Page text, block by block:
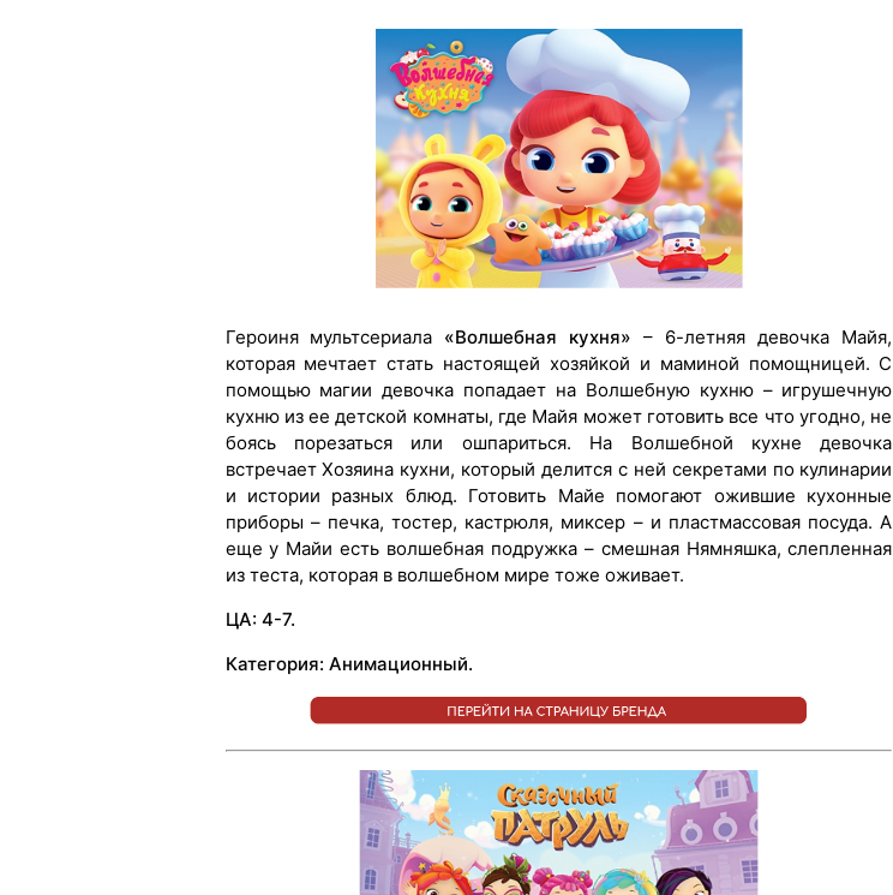
Героиня мультсериала «Волшебная кухня» – 6-летняя девочка Майя,
которая мечтает стать настоящей хозяйкой и маминой помощницей. С
помощью магии девочка попадает на Волшебную кухню – игрушечную
кухню из ее детской комнаты, где Майя может готовить все что угодно, не
боясь порезаться или ошпариться. На Волшебной кухне девочка
встречает Хозяина кухни, который делится с ней секретами по кулинарии
и истории разных блюд. Готовить Майе помогают ожившие кухонные
приборы – печка, тостер, кастрюля, миксер – и пластмассовая посуда. А
еще у Майи есть волшебная подружка – смешная Нямняшка, слепленная
из теста, которая в волшебном мире тоже оживает.
ЦА: 4-7.
Категория: Анимационный.